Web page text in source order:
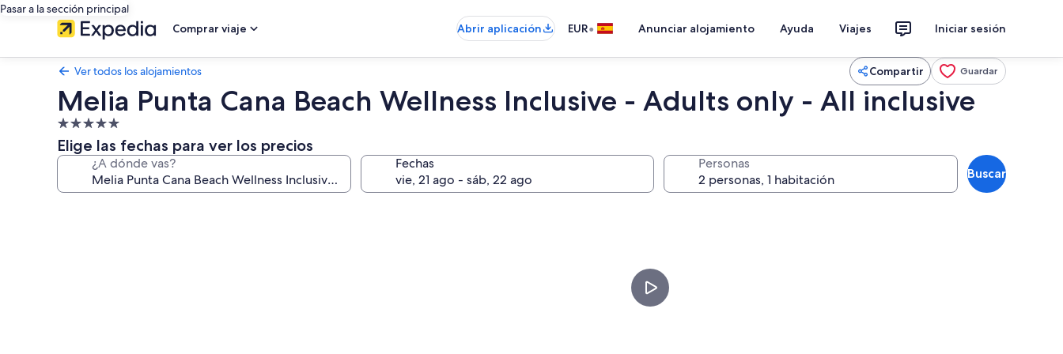
Pasar a la sección principal
Comprar viaje
Abrir aplicación EUR• Anunciar alojamiento Ayuda Viajes Iniciar sesión
Ver todos los alojamientos Compartir Guardar
Melia Punta Cana Beach Wellness Inclusive - Adults only - All inclusive
Alojamiento
de
5.0 estrellas
Elige las fechas para ver los precios
¿A dónde vas? Fechas Personas
Buscar